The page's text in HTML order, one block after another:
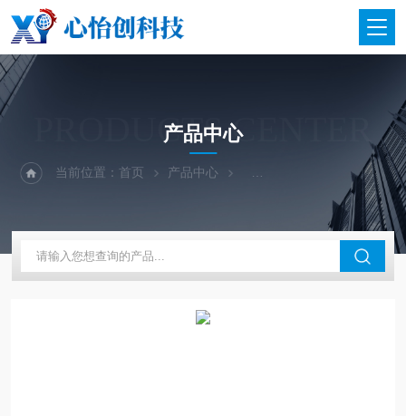
PRODUCTS CENTER
产品中心
当前位置：首页 产品中心 二手仪器-光谱-色谱-质谱